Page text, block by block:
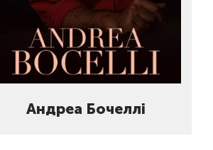
Андреа Бочеллі